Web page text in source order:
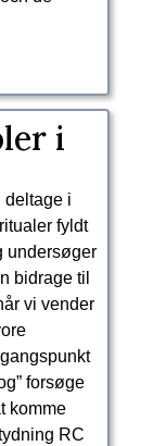
i
deltage i
fyldt
undersøger
bidrage til
vi vender
forsøge
komme
RC